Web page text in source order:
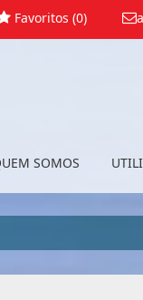
Favoritos (0)
SOMOS